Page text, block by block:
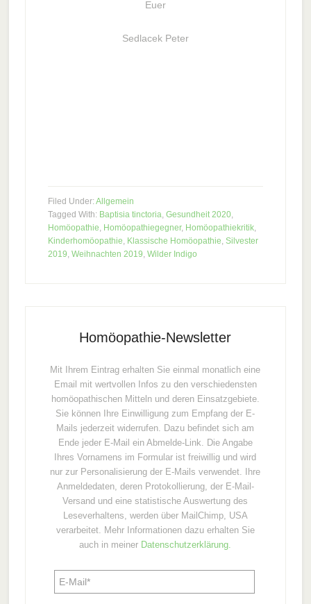
Euer
Sedlacek Peter
Filed Under: Allgemein
Tagged With: Baptisia tinctoria, Gesundheit 2020,
Homöopathie, Homöopathiegegner, Homöopathiekritik,
Kinderhomöopathie, Klassische Homöopathie, Silvester
2019, Weihnachten 2019, Wilder Indigo
Homöopathie-Newsletter
Mit Ihrem Eintrag erhalten Sie einmal monatlich eine
Email mit wertvollen Infos zu den verschiedensten
homöopathischen Mitteln und deren Einsatzgebiete.
Sie können Ihre Einwilligung zum Empfang der E-
Mails jederzeit widerrufen. Dazu befindet sich am
Ende jeder E-Mail ein Abmelde-Link. Die Angabe
Ihres Vornamens im Formular ist freiwillig und wird
nur zur Personalisierung der E-Mails verwendet. Ihre
Anmeldedaten, deren Protokollierung, der E-Mail-
Versand und eine statistische Auswertung des
Leseverhaltens, werden über MailChimp, USA
verarbeitet. Mehr Informationen dazu erhalten Sie
auch in meiner Datenschutzerklärung.